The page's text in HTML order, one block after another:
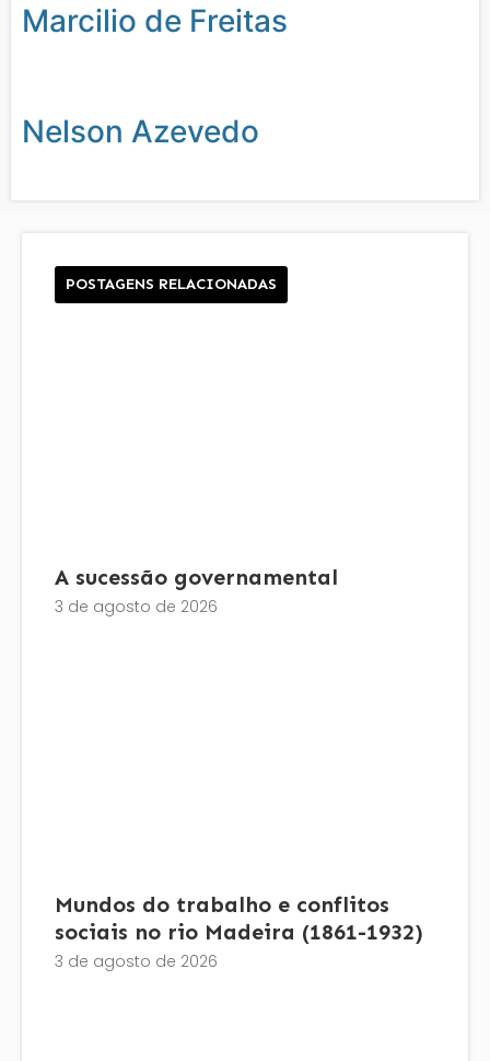
Marcilio de Freitas
Nelson Azevedo
POSTAGENS RELACIONADAS
A sucessão governamental
3 de agosto de 2026
Mundos do trabalho e conflitos
sociais no rio Madeira (1861-1932)
3 de agosto de 2026